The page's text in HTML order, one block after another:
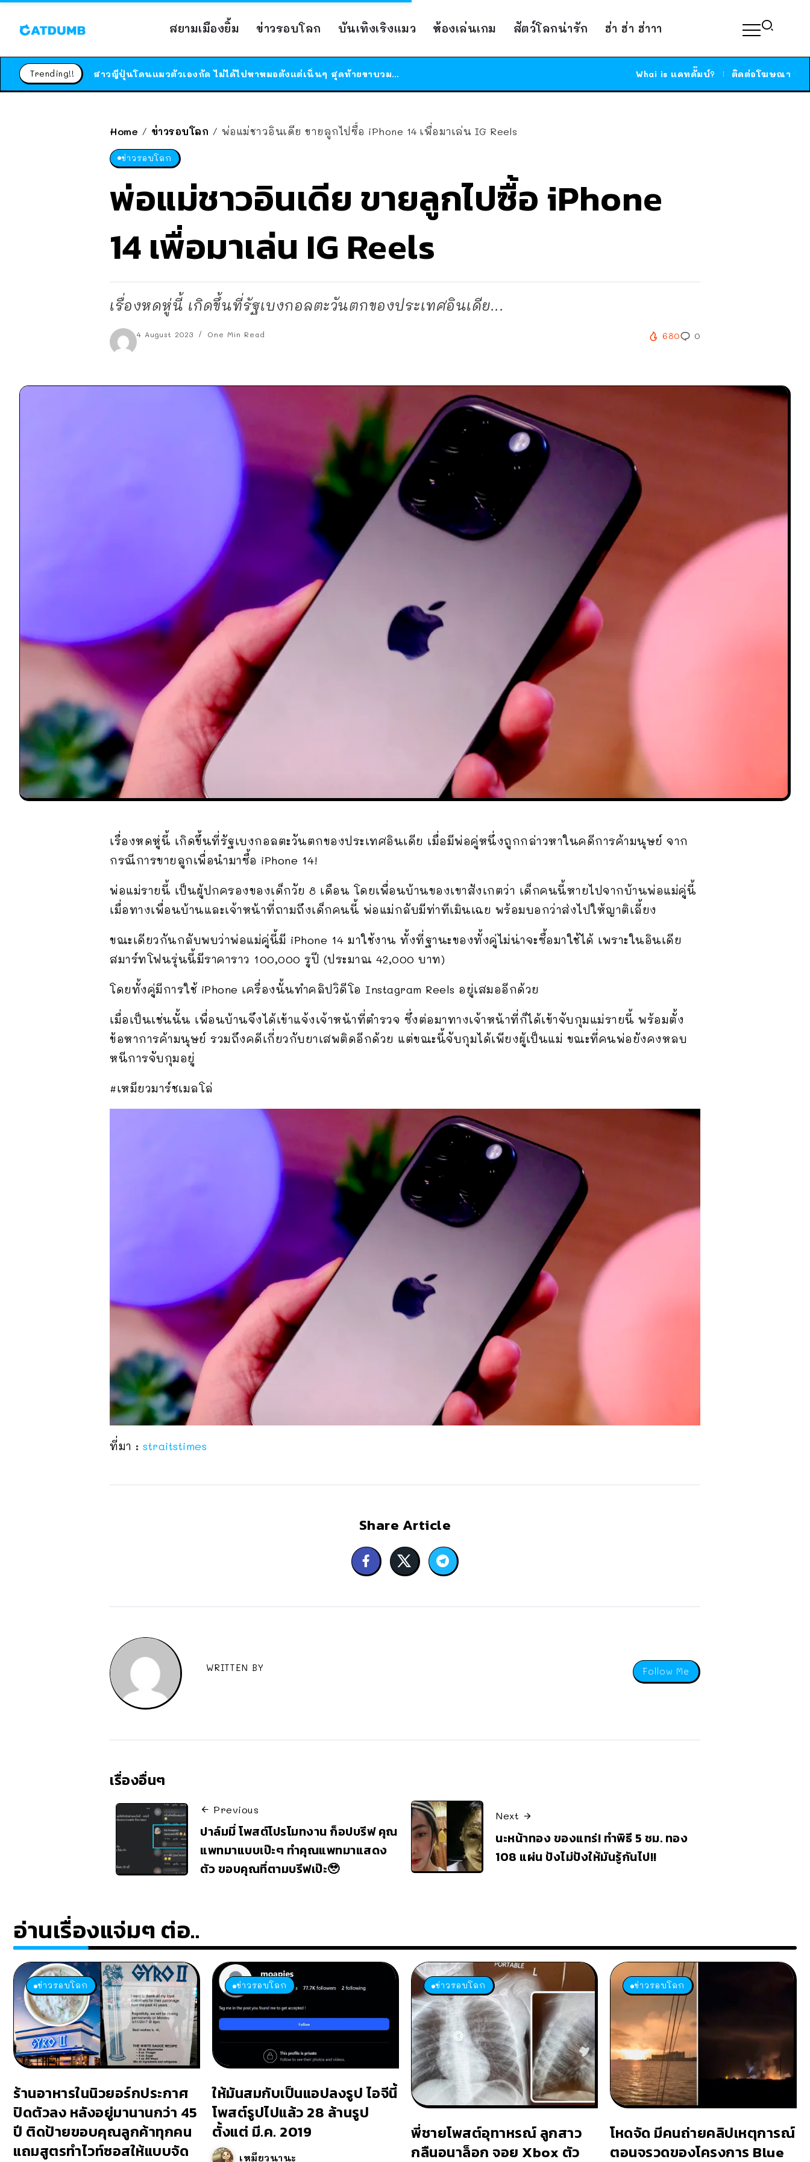
สยามเมืองยิ้ม ข่าวรอบโลก บันเทิงเริงแมว ห้องเล่นเกม สัตว์โลกน่ารัก ฮ่า ฮ่า ฮ่าาา
Trending!!
ร้านอาหารในนิวยอร์กประกาศปิดตัวลง หลังอยู่มานานกว่า 45 ปี ติดป้ายขอบคุณลูกค้าทุกคน แถมสูตรทำไวท์ซอสให้แบบจัดเต็ม
ได้เวลาเด็กหนวดรวมตัว RF Online Next เปิดให้เล่นแล้ว เกม Sci-Fi MMORPG ระดับตำนาน เล่นได้ทั้งมือถือและ PC Whai is แคทดั๊มบ์? ติดต่อโฆษณา
Home / ข่าวรอบโลก / พ่อแม่ชาวอินเดีย ขายลูกไปซื้อ iPhone 14 เพื่อมาเล่น IG Reels
ข่าวรอบโลก
พ่อแม่ชาวอินเดีย ขายลูกไปซื้อ iPhone
14 เพื่อมาเล่น IG Reels
เรื่องหดหู่นี้ เกิดขึ้นที่รัฐเบงกอลตะวันตกของประเทศอินเดีย...
4 August 2023 One Min Read 680 0
เรื่องหดหู่นี้ เกิดขึ้นที่รัฐเบงกอลตะวันตกของประเทศอินเดีย เมื่อมีพ่อคู่หนึ่งถูกกล่าวหาในคดีการค้ามนุษย์ จาก
กรณีการขายลูกเพื่อนำมาซื้อ iPhone 14!
พ่อแม่รายนี้ เป็นผู้ปกครองของเด็กวัย 8 เดือน โดยเพื่อนบ้านของเขาสังเกตว่า เด็กคนนี้หายไปจากบ้านพ่อแม่คู่นี้
เมื่อทางเพื่อนบ้านและเจ้าหน้าที่ถามถึงเด็กคนนี้ พ่อแม่กลับมีท่าทีเมินเฉย พร้อมบอกว่าส่งไปให้ญาติเลี้ยง
ขณะเดียวกันกลับพบว่าพ่อแม่คู่นี้มี iPhone 14 มาใช้งาน ทั้งที่ฐานะของทั้งคู่ไม่น่าจะซื้อมาใช้ได้ เพราะในอินเดีย
สมาร์ทโฟนรุ่นนี้มีราคาราว 100,000 รูปี (ประมาณ 42,000 บาท)
โดยทั้งคู่มีการใช้ iPhone เครื่องนั้นทำคลิปวิดีโอ Instagram Reels อยู่เสมออีกด้วย
เมื่อเป็นเช่นนั้น เพื่อนบ้านจึงได้เข้าแจ้งเจ้าหน้าที่ตำรวจ ซึ่งต่อมาทางเจ้าหน้าที่ก็ได้เข้าจับกุมแม่รายนี้ พร้อมตั้ง
ข้อหาการค้ามนุษย์ รวมถึงคดีเกี่ยวกับยาเสพติดอีกด้วย แต่ขณะนี้จับกุมได้เพียงผู้เป็นแม่ ขณะที่คนพ่อยังคงหลบ
หนีการจับกุมอยู่
#เหมียวมาร์ชเมลโล่
ที่มา : straitstimes
Share Article
Follow Me
WRITTEN BY
เรื่องอื่นๆ
Previous
ปาล์มมี่ โพสต์โปรโมทงาน ก็อปบรีฟ คุณ
แพทมาแบบเป๊ะๆ ทำคุณแพทมาแสดง
ตัว ขอบคุณที่ตามบรีฟเป๊ะ🥹
Next
นะหน้าทอง ของแทร่! ทำพิธี 5 ชม. ทอง
108 แผ่น ปังไม่ปังให้มันรู้กันไป!!
อ่านเรื่องแจ่มๆ ต่อ..
ข่าวรอบโลก
ร้านอาหารในนิวยอร์กประกาศ
ปิดตัวลง หลังอยู่มานานกว่า 45
ปี ติดป้ายขอบคุณลูกค้าทุกคน
แถมสูตรทำไวท์ซอสให้แบบจัด
ข่าวรอบโลก
ให้มันสมกับเป็นแอปลงรูป ไอจีนี้
โพสต์รูปไปแล้ว 28 ล้านรูป
ตั้งแต่ มี.ค. 2019
เหมียวนานะ
ข่าวรอบโลก
พี่ชายโพสต์อุทาหรณ์ ลูกสาว
กลืนอนาล็อก จอย Xbox ตัว
ข่าวรอบโลก
โหดจัด มีคนถ่ายคลิปเหตุการณ์
ตอนจรวดของโครงการ Blue